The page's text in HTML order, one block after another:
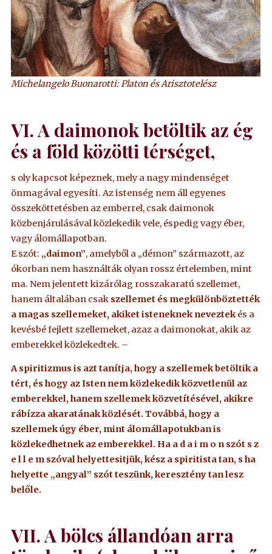
Michelangelo Buonarotti: Platon és Arisztotelész
VI. A daimonok betöltik az ég
és a föld közötti térséget,
s oly kapcsot képeznek, mely a nagy mindenséget
önmagával egyesíti. Az istenség nem áll egyenes
összeköttetésben az emberrel, csak daimonok
közbenjárulásával közlekedik vele, éspedig vagy éber,
vagy álomállapotban.
E szót: „daimon”, amelyből a „démon” származott, az
ókorban nem használták olyan rossz értelemben, mint
ma. Nem jelentett kizárólag rosszakaratú szellemet,
hanem általában csak szellemet és megkülönböztették
a magas szellemeket, akiket isteneknek neveztek és a
kevésbé fejlett szellemeket, azaz a daimonokat, akik az
emberekkel közlekedtek. –
A spiritizmus is azt tanítja, hogy a szellemek betöltik a
tért, és hogy az Isten nem közlekedik közvetlenül az
emberekkel, hanem szellemek közvetítésével, akikre
rábízza akaratának közlését. Továbbá, hogy a
szellemek úgy éber, mint álomállapotukban is
közlekedhetnek az emberekkel. Ha a d a i m o n szót s z
e l l e m szóval helyettesitjük, kész a spiritista tan, s ha
helyette „angyal” szót teszünk, keresztény tan lesz
belőle.
VII. A bölcs állandóan arra